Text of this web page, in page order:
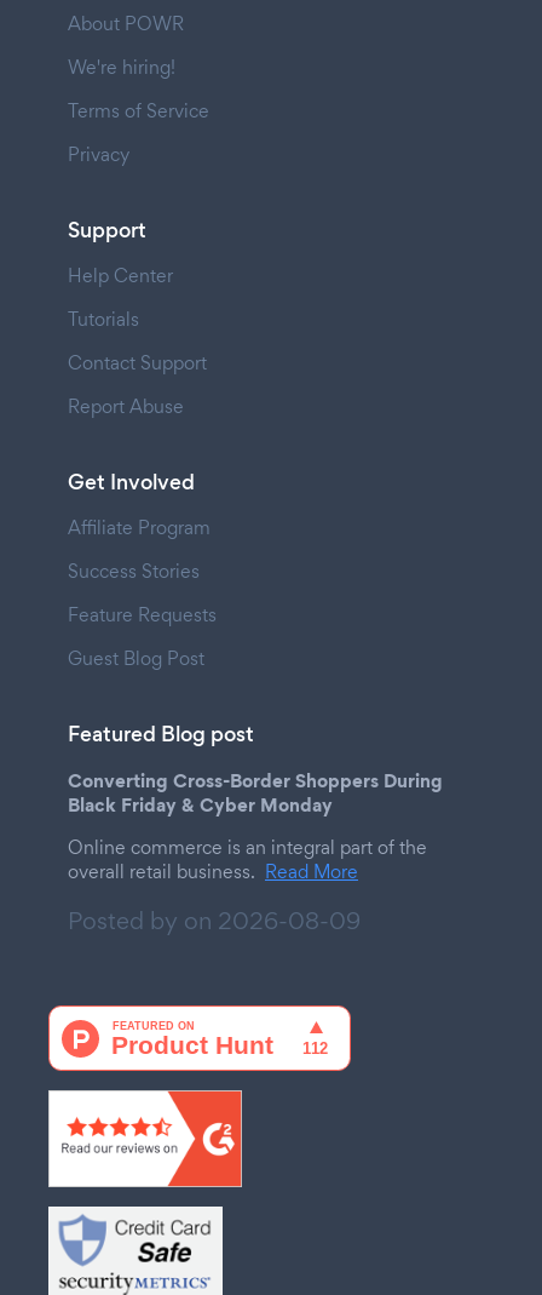
About POWR
We're hiring!
Terms of Service
Privacy
Support
Help Center
Tutorials
Contact Support
Report Abuse
Get Involved
Affiliate Program
Success Stories
Feature Requests
Guest Blog Post
Featured Blog post
Converting Cross-Border Shoppers During
Black Friday & Cyber Monday
Online commerce is an integral part of the
overall retail business. Read More
Posted by on 2026-08-09